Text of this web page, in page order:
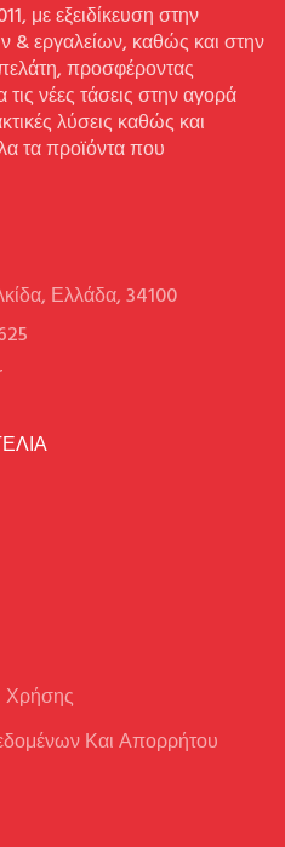
με εξειδίκευση στην
εργαλείων, καθώς και στην
προσφέροντας
νέες τάσεις στην αγορά
λύσεις καθώς και
τα προϊόντα που
Ελλάδα, 34100
Χρήσης
Και Απορρήτου